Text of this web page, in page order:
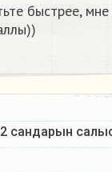
быстрее,
сандарын